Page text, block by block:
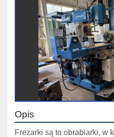
Opis
Frezarki są to obrabiarki, w